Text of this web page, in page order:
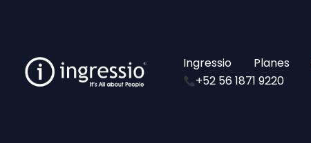
Ingressio
Planes
+52 56 1871 9220